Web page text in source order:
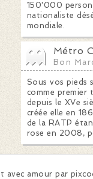
150'000
nationaliste
mondiale.
Métro
Bon
Sous vos pieds
comme premier
depuis le XVe
créée elle en
de la RATP
rose en 2008,
avec amour par